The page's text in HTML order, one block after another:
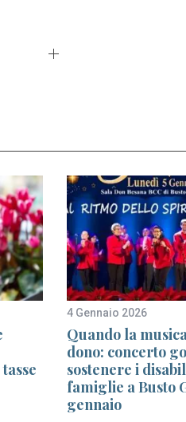
4 Gennaio 2026
Quando la
dono: concerto
sostenere i
famiglie a Busto
gennaio